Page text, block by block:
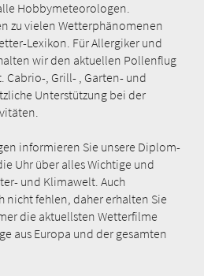
Hobbymeteorologen.
zu vielen Wetterphänomenen
Lexikon. Für Allergiker und
wir den aktuellen Pollenflug
Cabrio-, Grill- , Garten- und
Unterstützung bei der
informieren Sie unsere Diplom-
Uhr über alles Wichtige und
und Klimawelt. Auch
nicht fehlen, daher erhalten Sie
die aktuellsten Wetterfilme
aus Europa und der gesamten